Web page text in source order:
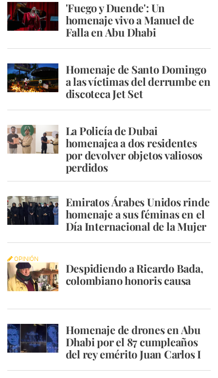
'Fuego y Duende': Un
homenaje vivo a Manuel de
Falla en Abu Dhabi
Homenaje de Santo Domingo
a las víctimas del derrumbe en
discoteca Jet Set
La Policía de Dubai
homenajea a dos residentes
por devolver objetos valiosos
perdidos
Emiratos Árabes Unidos rinde
homenaje a sus féminas en el
Día Internacional de la Mujer
OPINIÓN
Despidiendo a Ricardo Bada,
colombiano honoris causa
Homenaje de drones en Abu
Dhabi por el 87 cumpleaños
del rey emérito Juan Carlos I